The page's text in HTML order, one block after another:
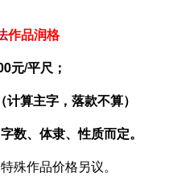
作品润格
元/平尺；
算主字，落款不算）
数、体隶、性质而定。
殊作品价格另议。